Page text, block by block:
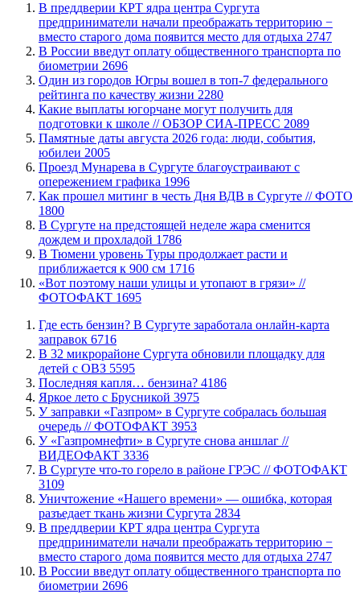
​В преддверии КРТ ядра центра Сургута
предприниматели начали преображать территорию −
вместо старого дома появится место для отдыха 2747
В России введут оплату общественного транспорта по
биометрии 2696
Один из городов Югры вошел в топ-7 федерального
рейтинга по качеству жизни 2280
Какие выплаты югорчане могут получить для
подготовки к школе // ОБЗОР СИА-ПРЕСС 2089
​Памятные даты августа 2026 года: люди, события,
юбилеи 2005
​Проезд Мунарева в Сургуте благоустраивают с
опережением графика 1996
Как прошел митинг в честь Дня ВДВ в Сургуте // ФОТО
1800
В Сургуте на предстоящей неделе жара сменится
дождем и прохладой 1786
В Тюмени уровень Туры продолжает расти и
приближается к 900 см 1716
«Вот поэтому наши улицы и утопают в грязи» //
ФОТОФАКТ 1695
​Где есть бензин? В Сургуте заработала онлайн-карта
заправок 6716
В 32 микрорайоне Сургута обновили площадку для
детей с ОВЗ 5595
​Последняя капля… бензина? 4186
Яркое лето с Брусникой 3975
​У заправки «Газпром» в Сургуте собралась большая
очередь // ФОТОФАКТ 3953
У «Газпромнефти» в Сургуте снова аншлаг //
ВИДЕОФАКТ 3336
​В Сургуте что-то горело в районе ГРЭС // ФОТОФАКТ
3109
​Уничтожение «Нашего времени» — ошибка, которая
разъедает ткань жизни Сургута 2834
​В преддверии КРТ ядра центра Сургута
предприниматели начали преображать территорию −
вместо старого дома появится место для отдыха 2747
В России введут оплату общественного транспорта по
биометрии 2696